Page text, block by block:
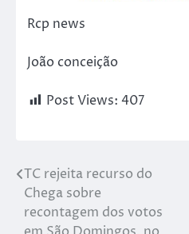
Rcp news
João conceição
Post Views: 407
TC rejeita recurso do
Chega sobre
recontagem dos votos